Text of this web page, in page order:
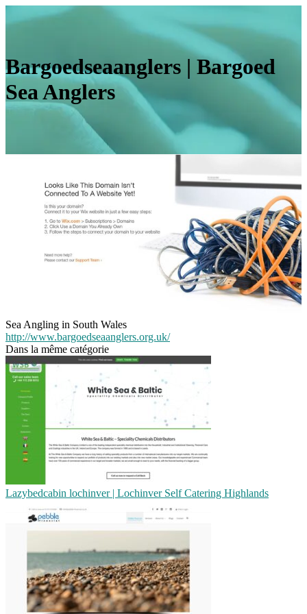
Bar­goed­seaanglers | Bargoed
Sea Anglers
Sea Angling in South Wales
http://www.bargoedseaanglers.org.uk/
Dans la même catégorie
Lazybed­ca­bin lochinver | Lochinver Self Catering Highlands